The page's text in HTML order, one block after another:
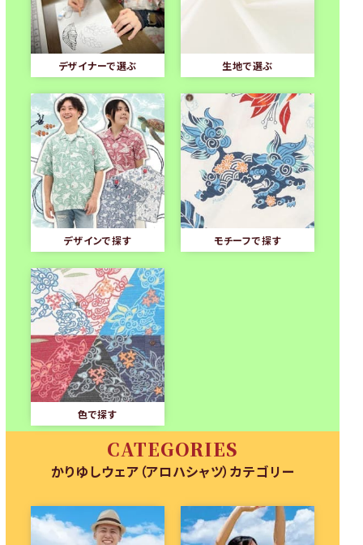
デザイナーで選ぶ 生地で選ぶ
デザインで探す モチーフで探す
色で探す
CATEGORIES
かりゆしウェア（アロハシャツ）カテゴリー